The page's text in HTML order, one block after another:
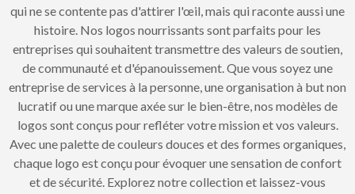
qui ne se contente pas d'attirer l'œil, mais qui raconte aussi une
histoire. Nos logos nourrissants sont parfaits pour les
entreprises qui souhaitent transmettre des valeurs de soutien,
de communauté et d'épanouissement. Que vous soyez une
entreprise de services à la personne, une organisation à but non
lucratif ou une marque axée sur le bien-être, nos modèles de
logos sont conçus pour refléter votre mission et vos valeurs.
Avec une palette de couleurs douces et des formes organiques,
chaque logo est conçu pour évoquer une sensation de confort
et de sécurité. Explorez notre collection et laissez-vous